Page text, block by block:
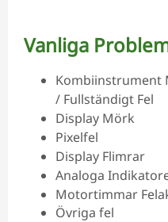
Vanliga
Kombiinstrument
/ Fullständigt Fel
Display Mörk
Pixelfel
Display Flimrar
Analoga
Motortimmar
Övriga fel